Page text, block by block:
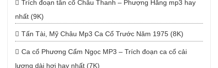
Trích đoạn tân cổ Châu Thanh – Phượng Hằng mp3 hay
nhất (9K)
Tấn Tài, Mỹ Châu Mp3 Ca Cổ Trước Năm 1975 (8K)
Ca cổ Phương Cẩm Ngọc MP3 – Trích đoạn ca cổ cải
lương dài hơi hay nhất (7K)